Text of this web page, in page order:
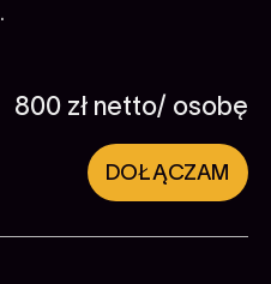
800 zł netto/ osobę
.
DOŁĄCZAM